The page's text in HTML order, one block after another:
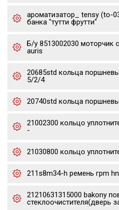
ароматизатор_ tensy (to-
банка "тутти фрутти"
Б/у 8513002030 моторчик
auris
20685std кольца
5/2/4
20740std кольца
21002300 кольцо
-
21030800 кольцо
211s8m34-h ремень грm
21210631315000 bakony
стеклоочистителя(дверь